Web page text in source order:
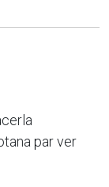
par ver